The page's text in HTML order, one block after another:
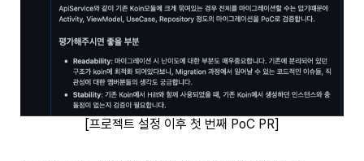
[프로젝트 설정 이후 첫 번째 PoC PR]